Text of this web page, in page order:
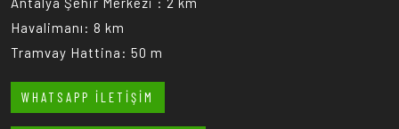
Havalimanı: 8 km
Tramvay Hattina: 50 m
WHATSAPP İLETIŞIM